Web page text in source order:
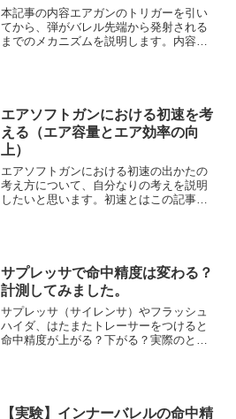
本記事の内容エアガンのトリガーを引い
てから、弾がバレル先端から発射される
までのメカニズムを説明します。内容に
エアソフトガンにおける初速を考
える（エア容量とエア効率の向
上）
エアソフトガンにおける初速の出かたの
考え方について、自分なりの考えを説明
したいと思います。初速とはこの記事で
サプレッサで命中精度は変わる？
計測してみました。
サプレッサ（サイレンサ）やフラッシュ
ハイダ、はたまたトレーサーをつけると
命中精度が上がる？下がる？実際のとこ
【実験】インナーバレルの命中精